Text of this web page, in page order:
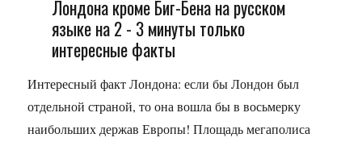
Лондона кроме Биг-Бена на русском
языке на 2 - 3 минуты только
интересные факты
Интересный факт Лондона: если бы Лондон был
отдельной страной, то она вошла бы в восьмерку
наибольших держав Европы! Площадь мегаполиса